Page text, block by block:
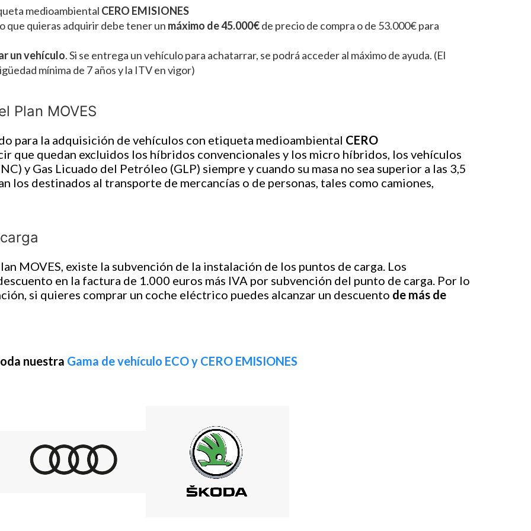
medioambiental CERO EMISIONES
que quieras adquirir debe tener un máximo de 45.000€de precio de compra o de 53.000€ para
un vehículo. Si se entrega un vehículo para achatarrar, se podrá acceder al máximo de ayuda. (El
mínima de 7 años y la ITV en vigor)
Plan MOVES
para la adquisición de vehículos con etiqueta medioambiental CERO
que quedan excluidos los híbridos convencionales y los micro híbridos, los vehículos
y Gas Licuado del Petróleo (GLP) siempre y cuando su masa no sea superior a las 3,5
los destinados al transporte de mercancías o de personas, tales como camiones,
MOVES, existe la subvención de la instalación de los puntos de carga. Los
en la factura de 1.000 euros más IVA por subvención del punto de carga. Por lo
si quieres comprar un coche eléctrico puedes alcanzar un descuento de más de
nuestra Gama de vehículo ECO y CERO EMISIONES